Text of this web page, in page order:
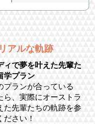
アルな軌跡
ィで夢を叶えた先輩た
学プラン
プランが合っている
ら、実際にオーストラ
た先輩たちの軌跡を参
さい！